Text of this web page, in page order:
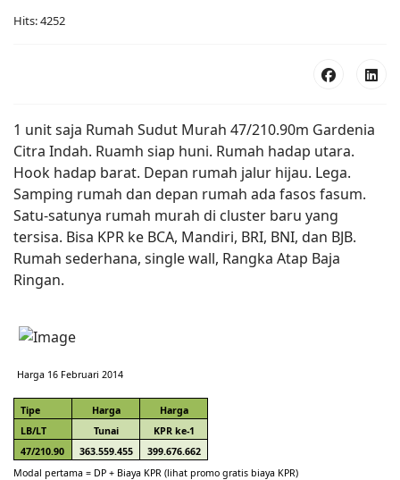
Hits: 4252
1 unit saja Rumah Sudut Murah 47/210.90m Gardenia
Citra Indah. Ruamh siap huni. Rumah hadap utara.
Hook hadap barat. Depan rumah jalur hijau. Lega.
Samping rumah dan depan rumah ada fasos fasum.
Satu-satunya rumah murah di cluster baru yang
tersisa. Bisa KPR ke BCA, Mandiri, BRI, BNI, dan BJB.
Rumah sederhana, single wall, Rangka Atap Baja
Ringan.
Harga 16 Februari 2014
Tipe Harga
Harga
LB/LT
Tunai
KPR ke-1
47/210.90
363.559.455
399.676.662
Modal pertama = DP + Biaya KPR (lihat promo gratis biaya KPR)